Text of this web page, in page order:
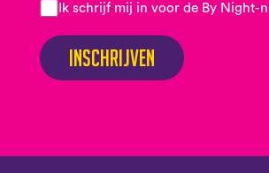
Ik schrijf mij in voor de By Night-
Inschrijven